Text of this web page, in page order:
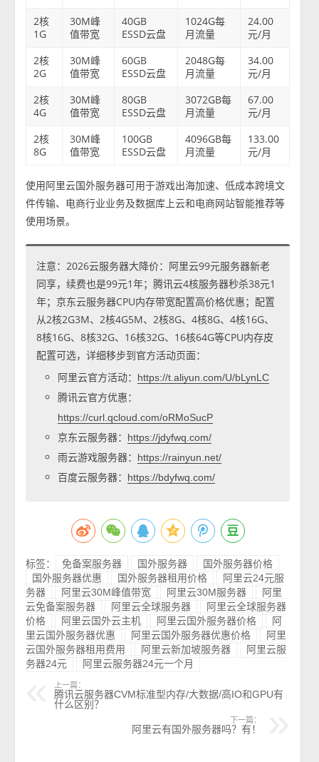
2核
1G
30M峰
值带宽
40GB
ESSD云盘
1024G每
月流量
24.00
元/月
2核
2G
30M峰
值带宽
60GB
ESSD云盘
2048G每
月流量
34.00
元/月
2核
4G
30M峰
值带宽
80GB
ESSD云盘
3072GB每
月流量
67.00
元/月
2核
8G
30M峰
值带宽
100GB
ESSD云盘
4096GB每
月流量
133.00
元/月
使用阿里云国外服务器可用于游戏出海加速、低成本跨境文
件传输、电商行业业务及数据库上云和电商网站智能推荐等
使用场景。
注意：2026云服务器大降价：阿里云99元服务器新老
同享，续费也是99元1年；腾讯云4核服务器秒杀38元1
年；京东云服务器CPU内存带宽配置高价格优惠；配置
从2核2G3M、2核4G5M、2核8G、4核8G、4核16G、
8核16G、8核32G、16核32G、16核64G等CPU内存皮
配置可选，详细移步到官方活动页面：
阿里云官方活动：
https://t.aliyun.com/U/bLynLC
腾讯云官方优惠：
https://curl.qcloud.com/oRMoSucP
京东云服务器： https://jdyfwq.com/
雨云游戏服务器： https://rainyun.net/
百度云服务器： https://bdyfwq.com/
标签： 免备案服务器 国外服务器
国外服务器价格
国外服务器优惠
国外服务器租用价格
阿里云24元服
务器
阿里云30M峰值带宽 阿里云30M服务器
阿里
云免备案服务器
阿里云全球服务器
阿里云全球服务器
价格
阿里云国外云主机 阿里云国外服务器价格
阿
里云国外服务器优惠
阿里云国外服务器优惠价格
阿里
云国外服务器租用费用
阿里云新加坡服务器
阿里云服
务器24元
阿里云服务器24元一个月
上一篇：
腾讯云服务器CVM标准型内存/大数据/高IO和GPU有
什么区别？
下一篇：
阿里云有国外服务器吗？有！